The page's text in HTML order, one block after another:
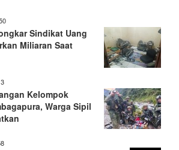
Sindikat Uang
Miliaran Saat
Kelompok
Warga Sipil